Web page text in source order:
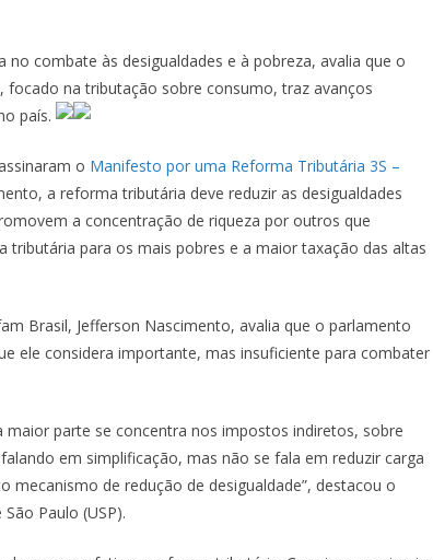
combate às desigualdades e à pobreza, avalia que o
na tributação sobre consumo, traz avanços
país.
o Manifesto por uma Reforma Tributária 3S –
a reforma tributária deve reduzir as desigualdades
a concentração de riqueza por outros que
tributária para os mais pobres e a maior taxação das altas
Brasil, Jefferson Nascimento, avalia que o parlamento
ele considera importante, mas insuficiente para combater
parte se concentra nos impostos indiretos, sobre
em simplificação, mas não se fala em reduzir carga
de redução de desigualdade”, destacou o
Paulo (USP).